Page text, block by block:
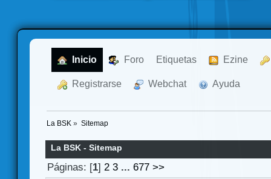
Inicio Foro Etiquetas Ezine
Registrarse Webchat Ayuda
La BSK » Sitemap
La BSK - Sitemap
Páginas: [1]2 3 ...677 >>